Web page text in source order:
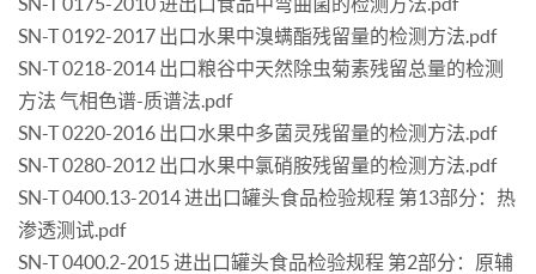
SN-T 0192-2017 出口水果中溴螨酯残留量的检测方法.pdf
SN-T 0218-2014 出口粮谷中天然除虫菊素残留总量的检测
方法 气相色谱-质谱法.pdf
SN-T 0220-2016 出口水果中多菌灵残留量的检测方法.pdf
SN-T 0280-2012 出口水果中氯硝胺残留量的检测方法.pdf
SN-T 0400.13-2014 进出口罐头食品检验规程 第13部分：热
渗透测试.pdf
SN-T 0400.2-2015 进出口罐头食品检验规程 第2部分：原辅